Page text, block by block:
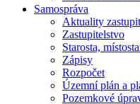
Samospráva
Aktuality
Zastupitelstvo
Starosta,
Zápisy
Rozpočet
Územní plán a
Pozemkové